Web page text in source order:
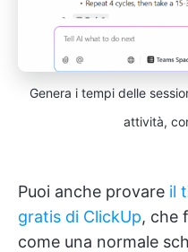
Genera i tempi delle
attività,
Puoi anche provare il
gratis di ClickUp, che
come una normale